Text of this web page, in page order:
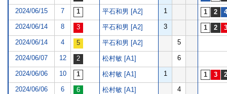
2024/06/15 7 平石和男 [A2] 1
2024/06/14 8 平石和男 [A2] 3
2024/06/14 4 平石和男 [A2] 5
2024/06/07 12 松村敏 [A1] 6
2024/06/06 10 松村敏 [A1] 1
2024/06/06 6 松村敏 [A1] 4